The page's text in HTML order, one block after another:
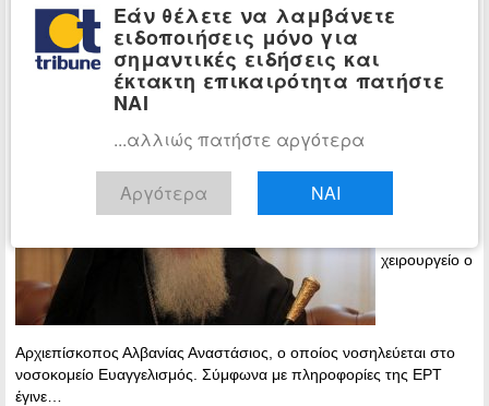
ΘΡΗΣΚΕΙΑ
Αρχιεπίσκοπος Αλβανίας
Αναστάσιος: Επειγόντως στο χειρουργείο
– Ολοκληρώθηκε η επέμβαση
οδηγήθηκε
χειρουργείο ο
Αρχιεπίσκοπος Αλβανίας Αναστάσιος, ο οποίος νοσηλεύεται στο
νοσοκομείο Ευαγγελισμός. Σύμφωνα με πληροφορίες της ΕΡΤ
έγινε…
Εάν θέλετε να λαμβάνετε
ειδοποιήσεις μόνο για
σημαντικές ειδήσεις και
έκτακτη επικαιρότητα πατήστε
ΝΑΙ
...αλλιώς πατήστε αργότερα
Αργότερα ΝΑΙ